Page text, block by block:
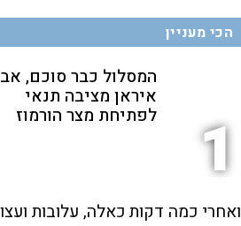
הכי מעניין
1
המסלול כבר סוכם,
איראן מציבה תנאי
לפתיחת מצר הורמוז
ואחרי כמה דקות כאלה, עלובות